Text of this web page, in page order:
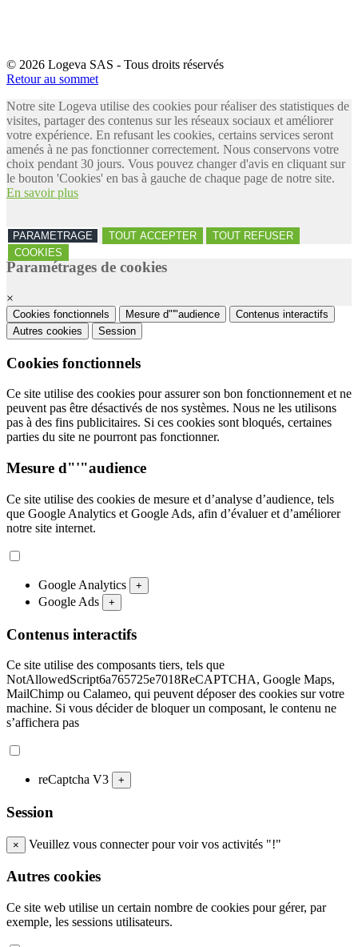
© 2026 Logeva SAS - Tous droits réservés
Retour au sommet
Notre site Logeva utilise des cookies pour réaliser des statistiques de
visites, partager des contenus sur les réseaux sociaux et améliorer
votre expérience. En refusant les cookies, certains services seront
amenés à ne pas fonctionner correctement. Nous conservons votre
choix pendant 30 jours. Vous pouvez changer d'avis en cliquant sur
le bouton 'Cookies' en bas à gauche de chaque page de notre site.
En savoir plus
PARAMETRAGE TOUT ACCEPTER
TOUT REFUSER
COOKIES
Paramétrages de cookies
×
Cookies fonctionnels Mesure d"'"audience
Contenus interactifs
Autres cookies
Session
Cookies fonctionnels
Ce site utilise des cookies pour assurer son bon fonctionnement et ne
peuvent pas être désactivés de nos systèmes. Nous ne les utilisons
pas à des fins publicitaires. Si ces cookies sont bloqués, certaines
parties du site ne pourront pas fonctionner.
Mesure d"'"audience
Ce site utilise des cookies de mesure et d’analyse d’audience, tels
que Google Analytics et Google Ads, afin d’évaluer et d’améliorer
notre site internet.
Google Analytics +
Google Ads +
Contenus interactifs
Ce site utilise des composants tiers, tels que
NotAllowedScript6a765725e7018ReCAPTCHA, Google Maps,
MailChimp ou Calameo, qui peuvent déposer des cookies sur votre
machine. Si vous décider de bloquer un composant, le contenu ne
s’affichera pas
reCaptcha V3 +
Session
× Veuillez vous connecter pour voir vos activités "!"
Autres cookies
Ce site web utilise un certain nombre de cookies pour gérer, par
exemple, les sessions utilisateurs.